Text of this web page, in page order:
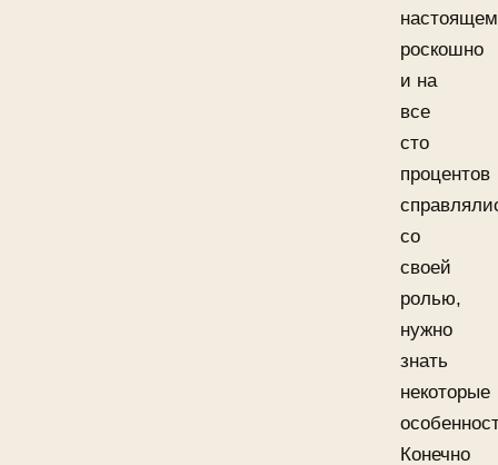
роскошно
и на
все
сто
процентов
со
своей
ролью,
нужно
знать
некоторые
Конечно